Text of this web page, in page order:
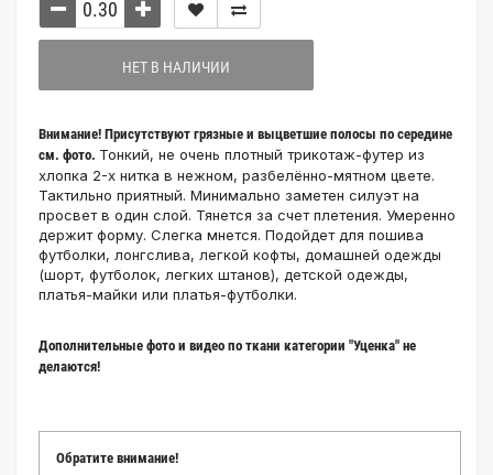
НЕТ В НАЛИЧИИ
Внимание! Присутствуют грязные и выцветшие полосы по середине
см. фото. Тонкий, не очень плотный трикотаж-футер из
хлопка 2-х нитка в нежном, разбелённо-мятном цвете.
Тактильно приятный. Минимально заметен силуэт на
просвет в один слой. Тянется за счет плетения. Умеренно
держит форму. Слегка мнется. Подойдет для пошива
футболки, лонгслива, легкой кофты, домашней одежды
(шорт, футболок, легких штанов), детской одежды,
платья-майки или платья-футболки.
Дополнительные фото и видео по ткани категории "Уценка" не
делаются!
Обратите внимание!